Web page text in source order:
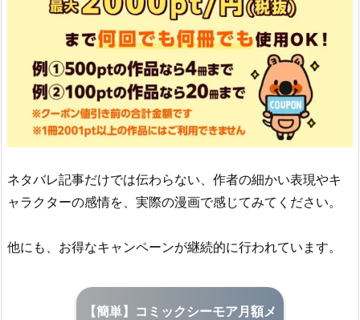
ネタバレ記事だけでは伝わらない、作者の細かい表現やキ
ャラクターの感情を、実際の漫画で感じてみてください。
他にも、お得なキャンペーンが継続的に行われています。
【簡単】コミックシーモア月額メ